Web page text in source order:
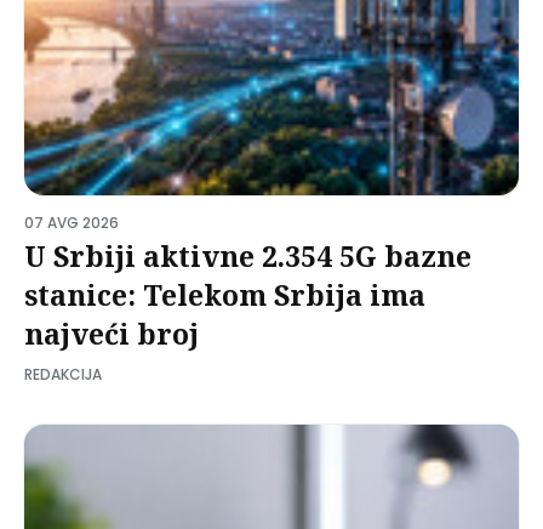
07 AVG 2026
U Srbiji aktivne 2.354 5G bazne
stanice: Telekom Srbija ima
najveći broj
REDAKCIJA